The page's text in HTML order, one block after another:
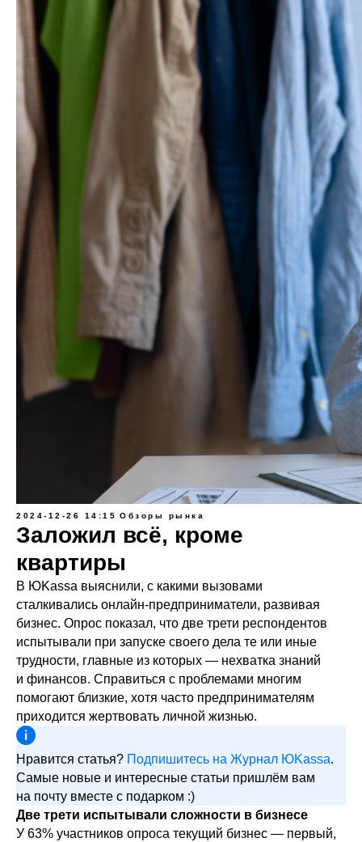
2024-12-26 14:15 Обзоры рынка
Заложил всё, кроме
квартиры
В ЮKassa выяснили, с какими вызовами
сталкивались онлайн-предприниматели, развивая
бизнес. Опрос показал, что две трети респондентов
испытывали при запуске своего дела те или иные
трудности, главные из которых — нехватка знаний
и финансов. Справиться с проблемами многим
помогают близкие, хотя часто предпринимателям
приходится жертвовать личной жизнью.
Нравится статья? Подпишитесь на Журнал ЮKassa.
Самые новые и интересные статьи пришлём вам
на почту вместе с подарком :)
Две трети испытывали сложности в бизнесе
У 63% участников опроса текущий бизнес — первый,